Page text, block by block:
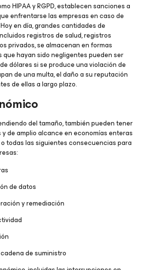
HIPAA y RGPD, establecen sanciones a
enfrentarse las empresas en caso de
en día, grandes cantidades de
registros de salud, registros
privados, se almacenan en formas
que hayan sido negligentes pueden ser
dólares si se produce una violación de
de una multa, el daño a su reputación
de ellas a largo plazo.
del tamaño, también pueden tener
de amplio alcance en economías enteras
todas las siguientes consecuencias para
de datos
y remediación
de suministro